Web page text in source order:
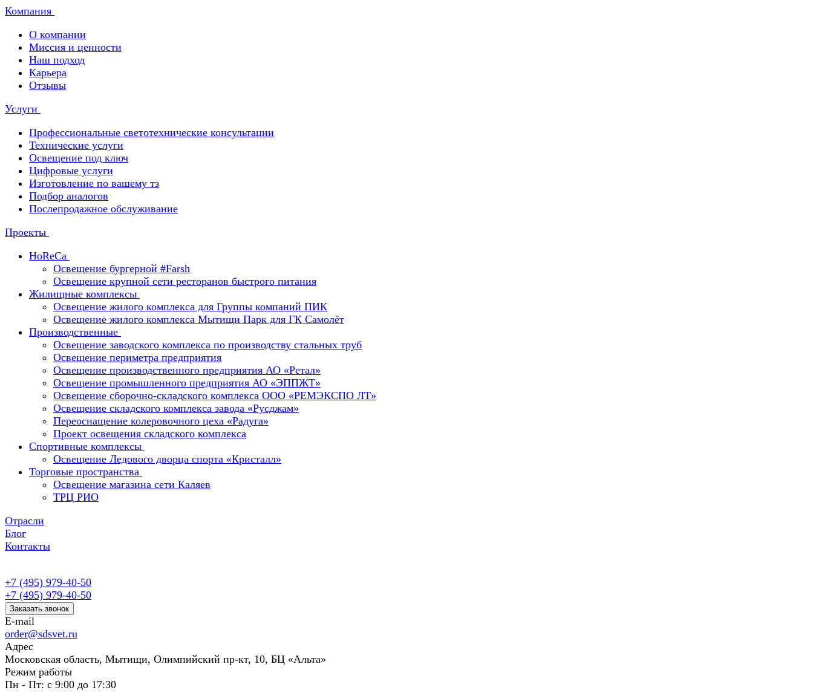
Компания
О компании
Миссия и ценности
Наш подход
Карьера
Отзывы
Услуги
Профессиональные светотехнические консультации
Технические услуги
Освещение под ключ
Цифровые услуги
Изготовление по вашему тз
Подбор аналогов
Послепродажное обслуживание
Проекты
HoReCa
Освещение бургерной #Farsh
Освещение крупной сети ресторанов быстрого питания
Жилищные комплексы
Освещение жилого комплекса для Группы компаний ПИК
Освещение жилого комплекса Мытищи Парк для ГК Самолёт
Производственные
Освещение заводского комплекса по производству стальных труб
Освещение периметра предприятия
Освещение производственного предприятия АО «Ретал»
Освещение промышленного предприятия АО «ЭППЖТ»
Освещение сборочно-складского комплекса ООО «РЕМЭКСПО ЛТ»
Освещение складского комплекса завода «Русджам»
Переоснащение колеровочного цеха «Радуга»
Проект освещения складского комплекса
Спортивные комплексы
Освещение Ледового дворца спорта «Кристалл»
Торговые пространства
Освещение магазина сети Каляев
ТРЦ РИО
Отрасли
Блог
Контакты
+7 (495) 979-40-50
+7 (495) 979-40-50
Заказать звонок
E-mail
order@sdsvet.ru
Адрес
Московская область, Мытищи, Олимпийский пр-кт, 10, БЦ «Альта»
Режим работы
Пн - Пт: с 9:00 до 17:30